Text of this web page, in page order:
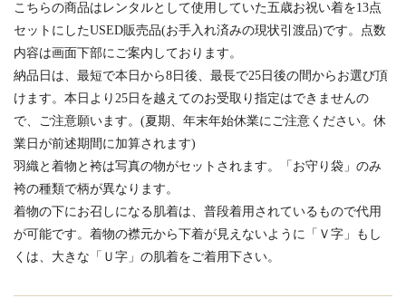
こちらの商品はレンタルとして使用していた五歳お祝い着を13点
セットにしたUSED販売品(お手入れ済みの現状引渡品)です。点数
内容は画面下部にご案内しております。
納品日は、最短で本日から8日後、最長で25日後の間からお選び頂
けます。本日より25日を越えてのお受取り指定はできませんの
で、ご注意願います。(夏期、年末年始休業にご注意ください。休
業日が前述期間に加算されます)
羽織と着物と袴は写真の物がセットされます。「お守り袋」のみ
袴の種類で柄が異なります。
着物の下にお召しになる肌着は、普段着用されているもので代用
が可能です。着物の襟元から下着が見えないように「Ｖ字」もし
くは、大きな「Ｕ字」の肌着をご着用下さい。